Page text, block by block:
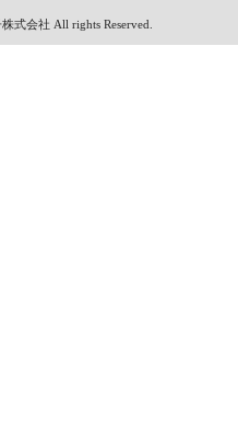
式会社 All rights Reserved.